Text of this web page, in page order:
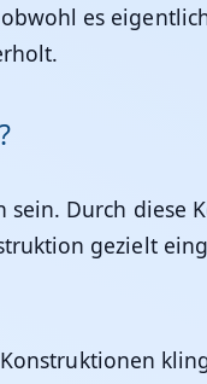
es
Durch
gezielt